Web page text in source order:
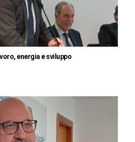
energia e sviluppo